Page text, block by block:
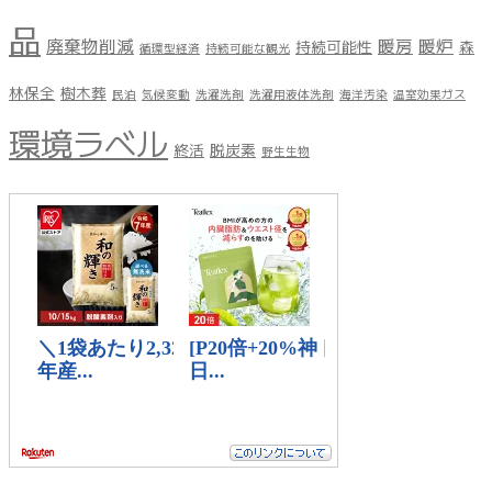
品 廃棄物削減 循環型経済 持続可能な観光 持続可能性 暖房 暖炉 森
林保全 樹木葬 民泊 気候変動 洗濯洗剤 洗濯用液体洗剤 海洋汚染 温室効果ガス
環境ラベル 終活 脱炭素 野生生物